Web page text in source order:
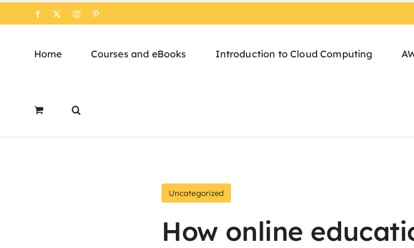
to
Facebook Instagram
Home Courses and eBooks Introduction to Cloud Computing
Uncategorized
How online